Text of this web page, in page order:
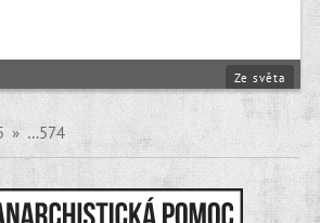
Ze světa
» …574